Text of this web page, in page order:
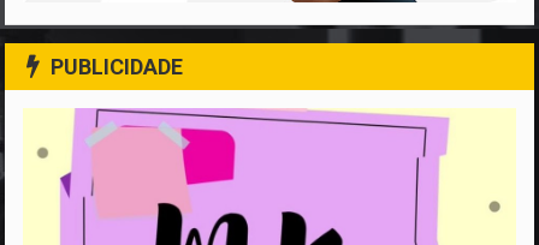
PUBLICIDADE